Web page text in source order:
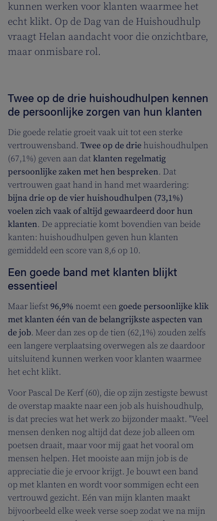
kunnen werken voor klanten waarmee het
echt klikt. Op de Dag van de Huishoudhulp
vraagt Helan aandacht voor die onzichtbare,
maar onmisbare rol.
Twee op de drie huishoudhulpen kennen
de persoonlijke zorgen van hun klanten
Die goede relatie groeit vaak uit tot een sterke
vertrouwensband. Twee op de drie huishoudhulpen
(67,1%) geven aan datklanten regelmatig
persoonlijke zaken met hen bespreken. Dat
vertrouwen gaat hand in hand met waardering:
bijna drie op de vier huishoudhulpen (73,1%)
voelen zich vaak of altijd gewaardeerd door hun
klanten. De appreciatie komt bovendien van beide
kanten: huishoudhulpen geven hun klanten
gemiddeld een score van 8,6 op 10.
Een goede band met klanten blijkt
essentieel
Maar liefst96,9% noemt een goede persoonlijke klik
met klanten één van de belangrijkste aspecten van
de job. Meer dan zes op de tien (62,1%) zouden zelfs
een langere verplaatsing overwegen als ze daardoor
uitsluitend kunnen werken voor klanten waarmee
het echt klikt.
Voor Pascal De Kerf (60), die op zijn zestigste bewust
de overstap maakte naar een job als huishoudhulp,
is dat precies wat het werk zo bijzonder maakt. "Veel
mensen denken nog altijd dat deze job alleen om
poetsen draait, maar voor mij gaat het vooral om
mensen helpen. Het mooiste aan mijn job is de
appreciatie die je ervoor krijgt. Je bouwt een band
op met klanten en wordt voor sommigen echt een
vertrouwd gezicht. Eén van mijn klanten maakt
bijvoorbeeld elke week verse soep zodat we na mijn